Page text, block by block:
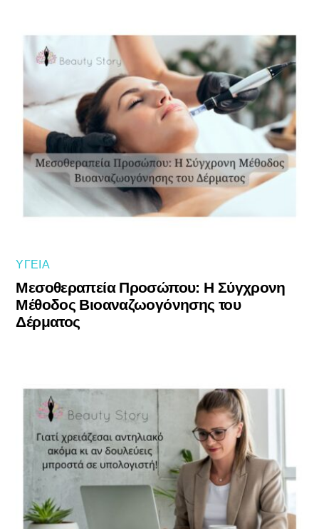
ΥΓΕΊΑ
Μεσοθεραπεία Προσώπου: Η Σύγχρονη
Μέθοδος Βιοαναζωογόνησης του
Δέρματος